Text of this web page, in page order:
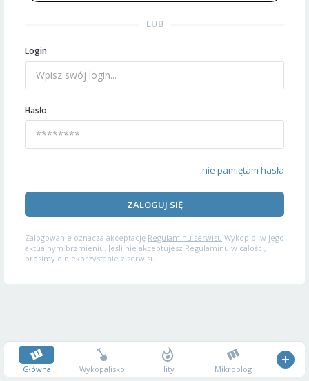
LUB
Login
Hasło
nie pamiętam hasła
ZALOGUJ SIĘ
Zalogowanie oznacza akceptację Regulaminu serwisu Wykop.pl w jego
aktualnym brzmieniu. Jeśli nie akceptujesz Regulaminu w całości,
prosimy o niekorzystanie z serwisu.
Główna Wykopalisko Hity Mikroblog